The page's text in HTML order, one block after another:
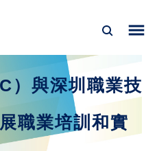
）與深圳職業技
職業培訓和實